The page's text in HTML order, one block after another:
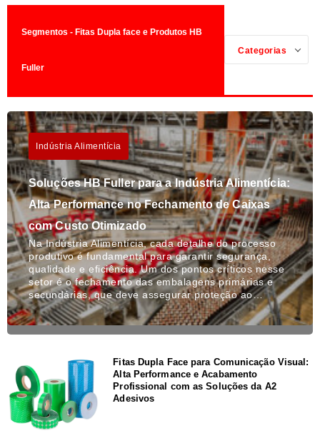
Segmentos - Fitas Dupla face e Produtos HB
Fuller
Categorias
Indústria Alimentícia
Soluções HB Fuller para a Indústria Alimentícia:
Alta Performance no Fechamento de Caixas
com Custo Otimizado
Na Indústria Alimentícia, cada detalhe do processo
produtivo é fundamental para garantir segurança,
qualidade e eficiência. Um dos pontos críticos nesse
setor é o fechamento das embalagens primárias e
secundárias, que deve assegurar proteção ao…
Fitas Dupla Face para Comunicação Visual:
Alta Performance e Acabamento
Profissional com as Soluções da A2
Adesivos